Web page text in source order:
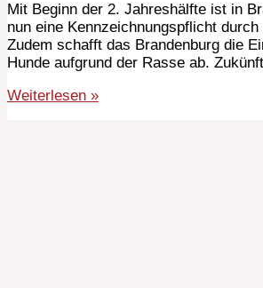
Mit Beginn der 2. Jahreshälfte ist in
nun eine Kennzeichnungspflicht
Zudem schafft das Brandenburg die
Hunde aufgrund der Rasse ab.
Weiterlesen »